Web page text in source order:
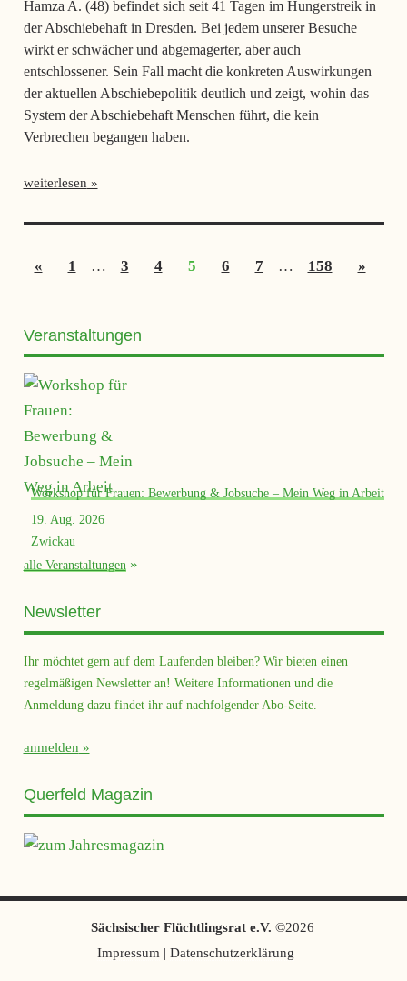
Hamza A. (48) befindet sich seit 41 Tagen im Hungerstreik in
der Abschiebehaft in Dresden. Bei jedem unserer Besuche
wirkt er schwächer und abgemagerter, aber auch
entschlossener. Sein Fall macht die konkreten Auswirkungen
der aktuellen Abschiebepolitik deutlich und zeigt, wohin das
System der Abschiebehaft Menschen führt, die kein
Verbrechen begangen haben.
weiterlesen
Seitennummerierung
«Vorherige
1 … 3 4 5 6 7 … 158 »
Veranstaltungen
Workshop für Frauen: Bewerbung & Jobsuche – Mein Weg in Arbeit
19. Aug. 2026
Zwickau
alle Veranstaltungen
Newsletter
Ihr möchtet gern auf dem Laufenden bleiben? Wir bieten einen
regelmäßigen Newsletter an! Weitere Informationen und die
Anmeldung dazu findet ihr auf nachfolgender Abo-Seite.
anmelden
Querfeld Magazin
Sächsischer Flüchtlingsrat e.V. ©2026
Impressum | Datenschutzerklärung